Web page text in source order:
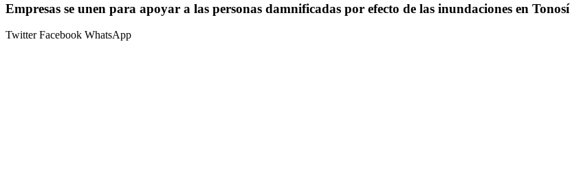
Empresas se unen para apoyar a las personas damnificadas por efecto de las inundaciones en Tonosí
TwitterFacebook WhatsApp